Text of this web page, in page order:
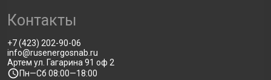
Контакты
+7 (423) 202-90-06
info@rusenergosnab.ru
Артем ул. Гагарина 91 оф 2
Пн—Сб 08:00—18:00